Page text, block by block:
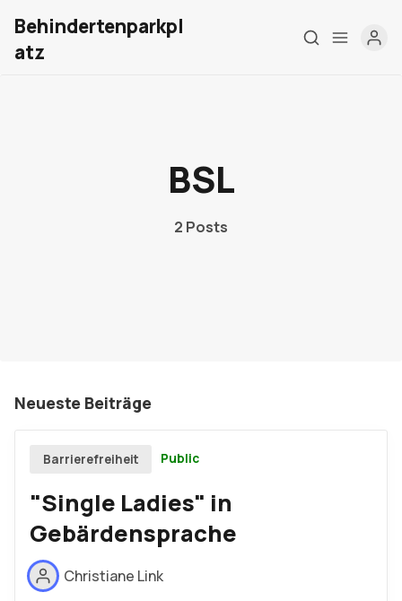
Über mich
Behindertenparkpl
atz
BSL
2 Posts
Neueste Beiträge
Barrierefreiheit Public
"Single Ladies" in
Gebärdensprache
Christiane Link